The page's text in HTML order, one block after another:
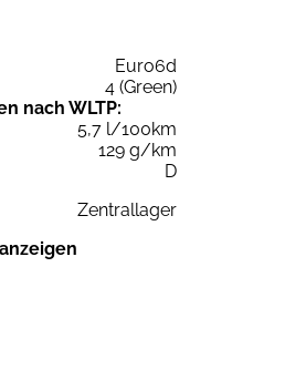
Euro6d
4 (Green)
nach WLTP:
5,7 l/100km
129 g/km
D
Zentrallager